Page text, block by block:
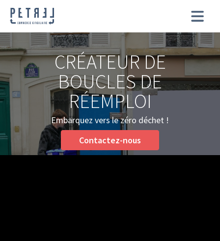
CRÉATEUR DE
BOUCLES DE
RÉEMPLOI
Embarquez vers le zéro déchet !
Contactez-nous